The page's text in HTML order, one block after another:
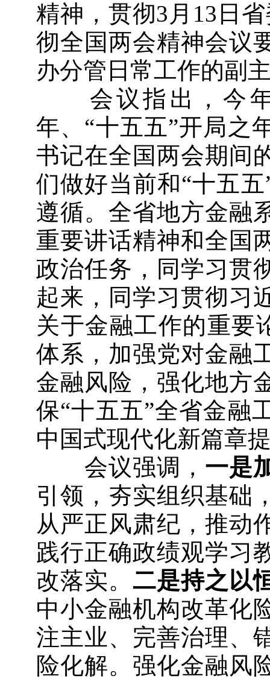
精神，贯彻3月13日
彻全国两会精神会议
办分管日常工作的副
会议指出，今年
年、“十五五”开局之
书记在全国两会期间
们做好当前和“十五
遵循。全省地方金融
重要讲话精神和全国
政治任务，同学习贯
起来，同学习贯彻习
关于金融工作的重要
体系，加强党对金融
金融风险，强化地方
保“十五五”全省金融
中国式现代化新篇章
会议强调， 一是
引领，夯实组织基础
从严正风肃纪，推动
践行正确政绩观学习
改落实。二是持之以
中小金融机构改革化
注主业、完善治理、
险化解。强化金融风